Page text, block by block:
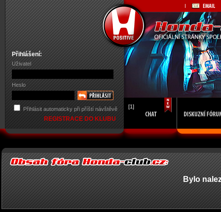
Přihlášení:
Uživatel
Heslo
Přihlásit automaticky při příští návštěvě
REGISTRACE DO KLUBU
[1]
Bylo